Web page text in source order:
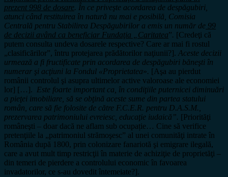
prezent 998 de dosare. În ce priveşte acordarea de despăgubiri,
atunci când restituirea în natură nu mai e posibilă, Comisia
Centrală pentru Stabilirea Despăgubirilor a emis un număr de 99
de decizii având ca beneficiar Fundaţia „Caritatea”. [Credeţi că
putem consulta undeva dosarele respective? Care ar mai fi rostul
„clasificărilor”, întru protejarea prădătorilor naţiunii?]. Aceste decizii
urmează a fi fructificate prin acordarea de despăgubiri băneşti în
numerar şi acţiuni la Fondul «Proprietatea». [Aşa au pierdut
românii controlul şi asupra ultimelor active valoroase ale economiei
lor] […]. Este foarte important ca, în condiţiile puternicei diminuări
a pieţei imobiliare, să se obţină aceste sume din partea statului
român, care să fie folosite de către F.C.E.R. pentru D.A.S.M.,
prezervarea patrimoniului evreiesc, educaţie iudaică”. [Priorităţi
româneşti – doar dacă ne aflam sub ocupație… Cine să verifice
pretenţiile la „patrimoniul strămoşesc” al unei comunităţi intrate în
România după 1800, prin colonizare fanariotă şi emigrare ilegală,
care a avut mult timp restricţii în materie de achiziţie de proprietăţi –
din temeri de pierdere a controlului economic în favoarea
invadatorilor, ce s-au dovedit întemeiate?].